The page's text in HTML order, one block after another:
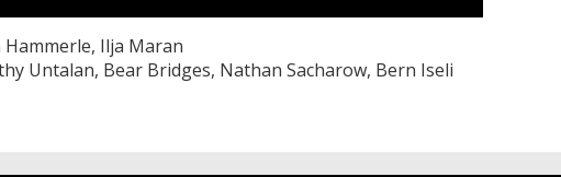
Hammerle, Ilja Maran
Untalan, Bear Bridges, Nathan Sacharow, Bern Iseli